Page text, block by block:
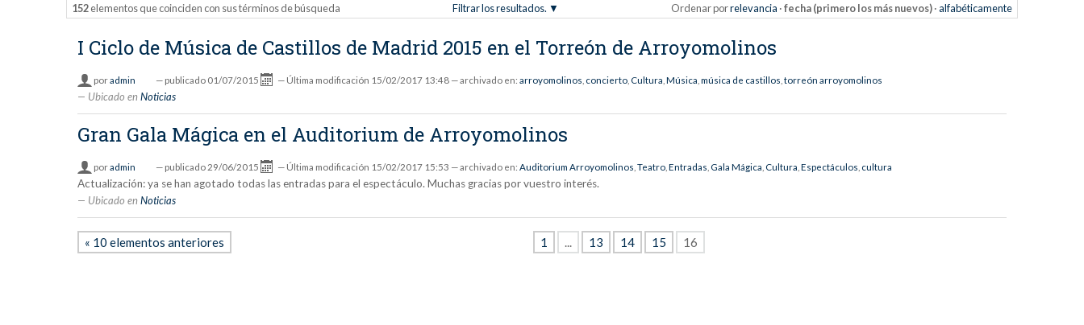
152elementos que coinciden con sus términos de búsqueda Filtrar los resultados. Ordenar porrelevancia ·fecha (primero los más nuevos) ·alfabéticamente
I Ciclo de Música de Castillos de Madrid 2015 en el Torreón de Arroyomolinos
poradmin — publicado01/07/2015 — Última modificación 15/02/2017 13:48 — archivado en:arroyomolinos concierto Cultura ,Música ,música de castillos ,torreón arroyomolinos
Ubicado en Noticias
Gran Gala Mágica en el Auditorium de Arroyomolinos
poradmin — publicado29/06/2015 — Última modificación 15/02/2017 15:53 — archivado en:Auditorium Arroyomolinos ,Teatro ,Entradas Gala Mágica Cultura ,Espectáculos cultura
Actualización: ya se han agotado todas las entradas para el espectáculo. Muchas gracias por vuestro interés.
Ubicado en Noticias
« 10 elementos anteriores 1 ... 13 14 15 16